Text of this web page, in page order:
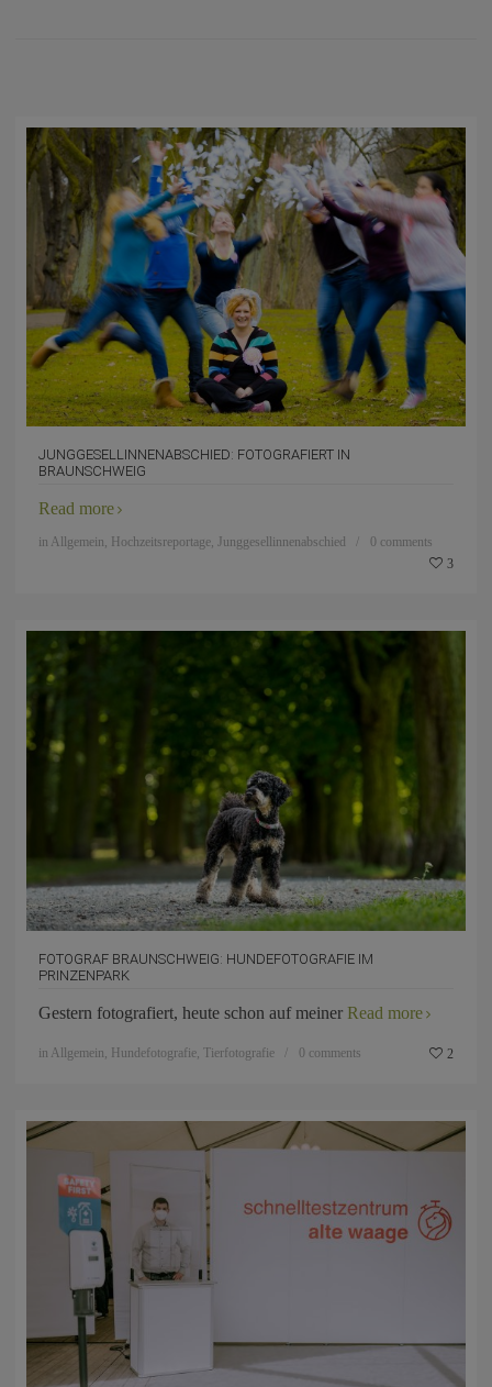
JUNGGESELLINNENABSCHIED: FOTOGRAFIERT IN
BRAUNSCHWEIG
Read more
in Allgemein, Hochzeitsreportage, Junggesellinnenabschied
0 comments
3
FOTOGRAF BRAUNSCHWEIG: HUNDEFOTOGRAFIE IM
PRINZENPARK
Gestern fotografiert, heute schon auf meiner Read more
in Allgemein, Hundefotografie, Tierfotografie 0 comments 2